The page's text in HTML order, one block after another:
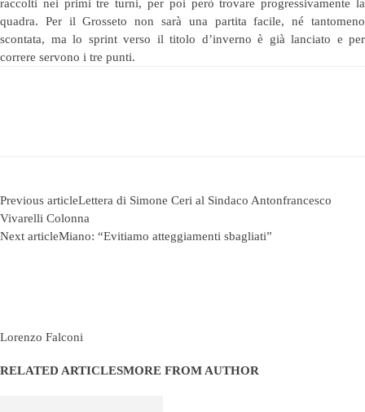
raccolti nei primi tre turni, per poi però trovare progressivamente la
quadra. Per il Grosseto non sarà una partita facile, né tantomeno
scontata, ma lo sprint verso il titolo d’inverno è già lanciato e per
correre servono i tre punti.
Previous articleLettera di Simone Ceri al Sindaco Antonfrancesco
Vivarelli Colonna
Next articleMiano: “Evitiamo atteggiamenti sbagliati”
Lorenzo Falconi
RELATED ARTICLESMORE FROM AUTHOR